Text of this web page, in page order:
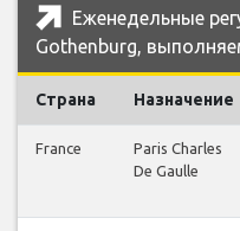
Еженедельные
Gothenburg,
Страна Назначение
France
Paris Charles
De Gaulle